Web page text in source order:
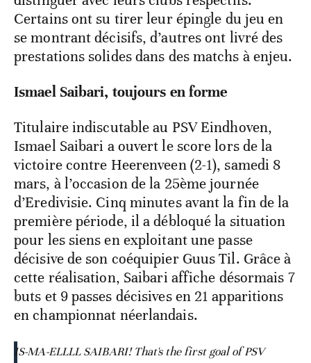
Certains ont su tirer leur épingle du jeu en
se montrant décisifs, d’autres ont livré des
prestations solides dans des matchs à enjeu.
Ismael Saibari, toujours en forme
Titulaire indiscutable au PSV Eindhoven,
Ismael Saibari a ouvert le score lors de la
victoire contre Heerenveen (2-1), samedi 8
mars, à l’occasion de la 25ème journée
d’Eredivisie. Cinq minutes avant la fin de la
première période, il a débloqué la situation
pour les siens en exploitant une passe
décisive de son coéquipier Guus Til. Grâce à
cette réalisation, Saibari affiche désormais 7
buts et 9 passes décisives en 21 apparitions
en championnat néerlandais.
IS-MA-ELLLL SAIBARI! That's the first goal of PSV